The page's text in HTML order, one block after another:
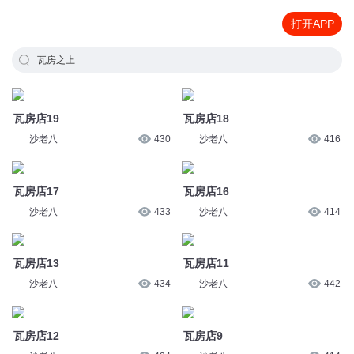
打开APP
瓦房之上
瓦房店19
沙老八 430
瓦房店17
沙老八 433
瓦房店13
沙老八 434
瓦房店12
瓦房店18
沙老八 416
瓦房店16
沙老八 414
瓦房店11
沙老八 442
瓦房店9